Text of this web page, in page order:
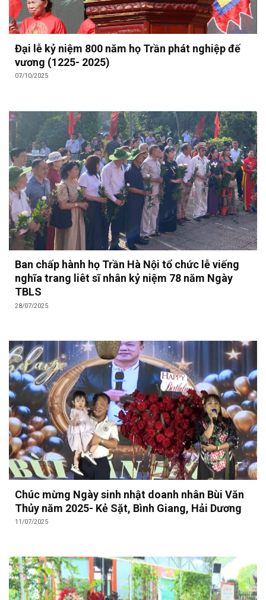
Đại lễ kỷ niệm 800 năm họ Trần phát nghiệp đế
vương (1225- 2025)
07/10/2025
Ban chấp hành họ Trần Hà Nội tổ chức lễ viếng
nghĩa trang liêt sĩ nhân kỷ niệm 78 năm Ngày
TBLS
28/07/2025
Chúc mừng Ngày sinh nhật doanh nhân Bùi Văn
Thủy năm 2025- Kẻ Sặt, Bình Giang, Hải Dương
11/07/2025